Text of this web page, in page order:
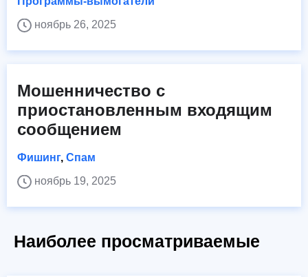
ноябрь 26, 2025
Мошенничество с
приостановленным входящим
сообщением
Фишинг, Спам
ноябрь 19, 2025
Наиболее просматриваемые